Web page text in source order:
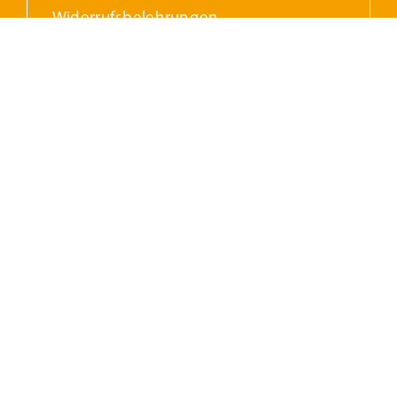
Widerrufs­belehrungen